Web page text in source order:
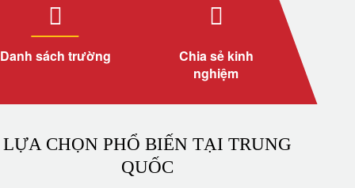
Danh sách trường
Chia sẻ kinh
nghiệm
LỰA CHỌN PHỔ BIẾN TẠI TRUNG
QUỐC